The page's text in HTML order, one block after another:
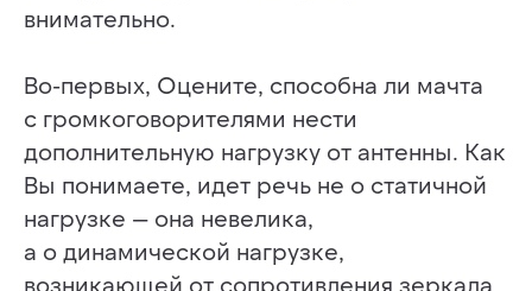
внимательно.
Во-первых, Оцените, способна ли мачта
с громкоговорителями нести
дополнительную нагрузку от антенны. Как
Вы понимаете, идет речь не о статичной
нагрузке — она невелика,
а о динамической нагрузке,
возникающей от сопротивления зеркала
способ, как с Вами связаться для ответа)